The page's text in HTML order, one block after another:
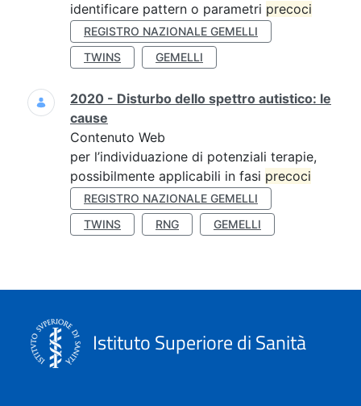
identificare pattern o parametri precoci
REGISTRO NAZIONALE GEMELLI
TWINS
GEMELLI
2020 - Disturbo dello spettro autistico: le
cause
Contenuto Web
per l’individuazione di potenziali terapie,
possibilmente applicabili in fasi precoci
REGISTRO NAZIONALE GEMELLI
TWINS
RNG GEMELLI
Istituto Superiore di Sanità